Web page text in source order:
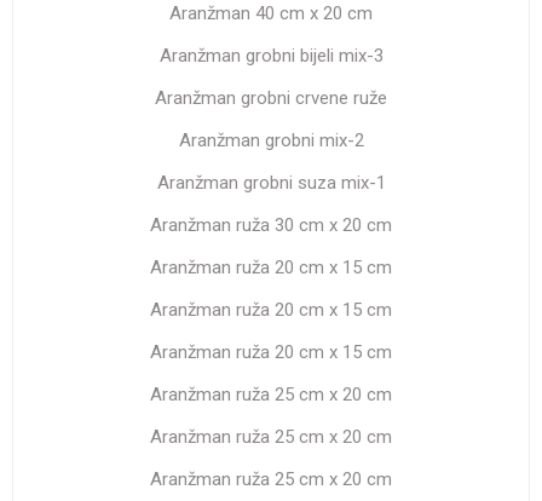
Aranžman 40 cm x 20 cm
Aranžman grobni bijeli mix-3
Aranžman grobni crvene ruže
Aranžman grobni mix-2
Aranžman grobni suza mix-1
Aranžman ruža 30 cm x 20 cm
Aranžman ruža 20 cm x 15 cm
Aranžman ruža 20 cm x 15 cm
Aranžman ruža 20 cm x 15 cm
Aranžman ruža 25 cm x 20 cm
Aranžman ruža 25 cm x 20 cm
Aranžman ruža 25 cm x 20 cm